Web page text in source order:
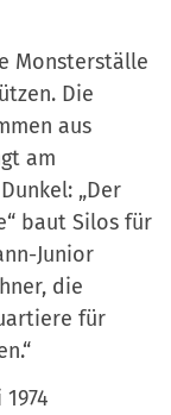
Monsterställe
Die
aus
am
„Der
baut Silos für
Junior
die
für